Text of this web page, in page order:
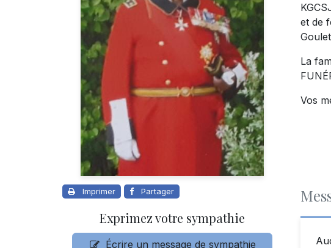
Imprimer Partager
Exprimez votre sympathie
Écrire un message de sympathie
et de
La
Vos